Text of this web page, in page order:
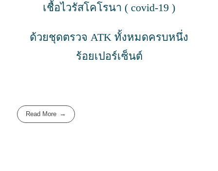
เชื้อไวรัสโคโรนา ( covid-19 )
ด้วยชุดตรวจ ATK ทั้งหมดครบหนึ่ง
ร้อยเปอร์เซ็นต์
Read More